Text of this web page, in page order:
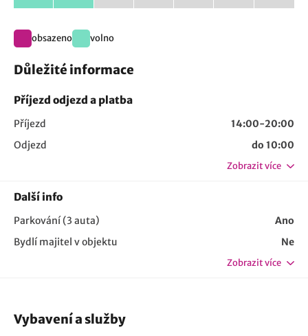
obsazeno volno
Důležité informace
Příjezd odjezd a platba
Příjezd
14:00-20:00
Odjezd
do 10:00
Zobrazit více
Další info
Parkování (3 auta)
Ano
Bydlí majitel v objektu
Ne
Zobrazit více
Vybavení a služby